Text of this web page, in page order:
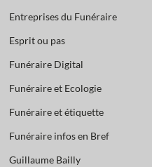
Entreprises du Funéraire
Esprit ou pas
Funéraire Digital
Funéraire et Ecologie
Funéraire et étiquette
Funéraire infos en Bref
Guillaume Bailly